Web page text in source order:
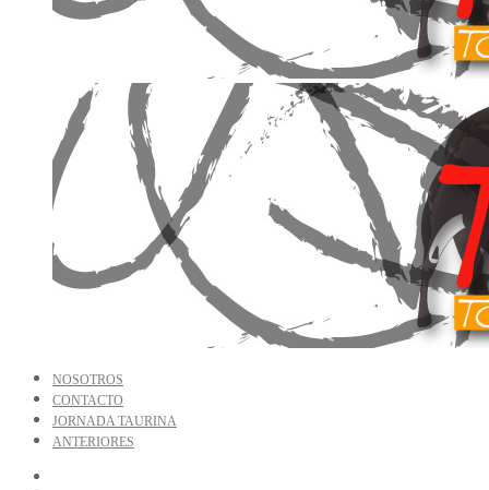
NOSOTROS
CONTACTO
JORNADA TAURINA
ANTERIORES